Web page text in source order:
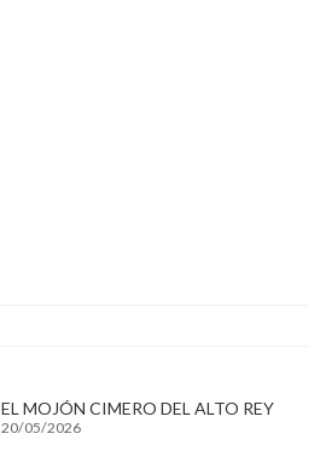
EL MOJÓN CIMERO DEL ALTO REY
20/05/2026